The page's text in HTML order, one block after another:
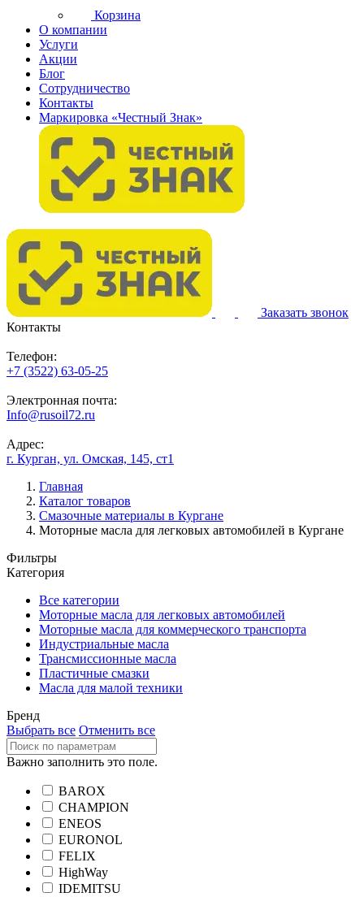
Корзина
О компании
Услуги
Акции
Блог
Сотрудничество
Контакты
Маркировка «Честный Знак»
Заказать звонок
Контакты
Телефон:
+7 (3522) 63-05-25
Электронная почта:
Info@rusoil72.ru
Адрес:
г. Курган, ул. Омская, 145, ст1
Главная
Каталог товаров
Смазочные материалы в Кургане
Моторные масла для легковых автомобилей в Кургане
Фильтры
Категория
Все категории
Моторные масла для легковых автомобилей
Моторные масла для коммерческого транспорта
Индустриальные масла
Трансмиссионные масла
Пластичные смазки
Масла для малой техники
Бренд
Выбрать все Отменить все
Важно заполнить это поле.
BAROX
CHAMPION
ENEOS
EURONOL
FELIX
HighWay
IDEMITSU